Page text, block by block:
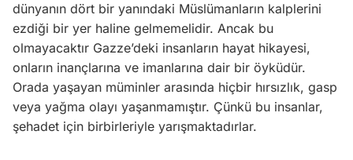
dünyanın dört bir yanındaki Müslümanların kalplerini
ezdiği bir yer haline gelmemelidir. Ancak bu
olmayacaktır Gazze’deki insanların hayat hikayesi,
onların inançlarına ve imanlarına dair bir öyküdür.
Orada yaşayan müminler arasında hiçbir hırsızlık, gasp
veya yağma olayı yaşanmamıştır. Çünkü bu insanlar,
şehadet için birbirleriyle yarışmaktadırlar.